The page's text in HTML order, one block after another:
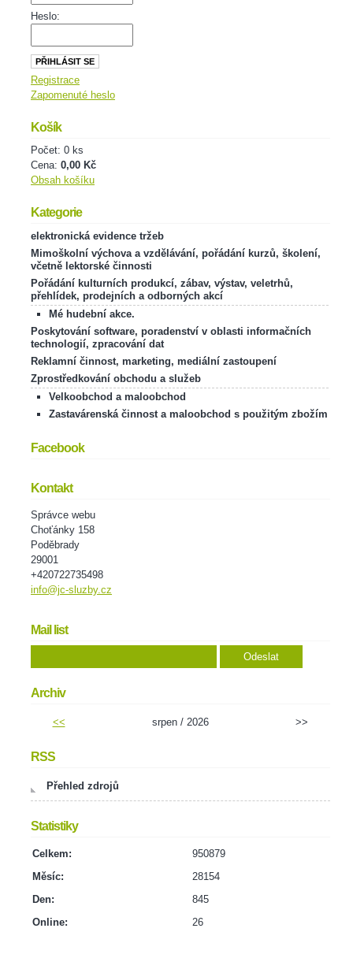
Heslo:
Registrace
Zapomenuté heslo
Košík
Počet: 0 ks
Cena: 0,00 Kč
Obsah košíku
Kategorie
elektronická evidence tržeb
Mimoškolní výchova a vzdělávání, pořádání kurzů, školení,
včetně lektorské činnosti
Pořádání kulturních produkcí, zábav, výstav, veletrhů,
přehlídek, prodejních a odborných akcí
Mé hudební akce.
Poskytování software, poradenství v oblasti informačních
technologií, zpracování dat
Reklamní činnost, marketing, mediální zastoupení
Zprostředkování obchodu a služeb
Velkoobchod a maloobchod
Zastavárenská činnost a maloobchod s použitým zbožím
Facebook
Kontakt
Správce webu
Choťánky 158
Poděbrady
29001
+420722735498
info@jc-sluzby.cz
Mail list
Archiv
<< srpen / 2026 >>
RSS
Přehled zdrojů
Statistiky
Online: 26
Celkem:
950879
Měsíc:
28154
Den:
845